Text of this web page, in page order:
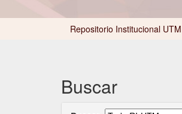
Repositorio Institucional UTM
Buscar